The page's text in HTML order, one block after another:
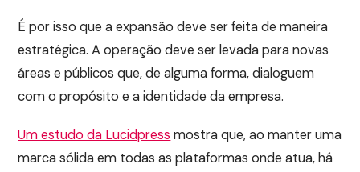
É por isso que a expansão deve ser feita de maneira
estratégica. A operação deve ser levada para novas
áreas e públicos que, de alguma forma, dialoguem
com o propósito e a identidade da empresa.
Um estudo da Lucidpress mostra que, ao manter uma
marca sólida em todas as plataformas onde atua, há